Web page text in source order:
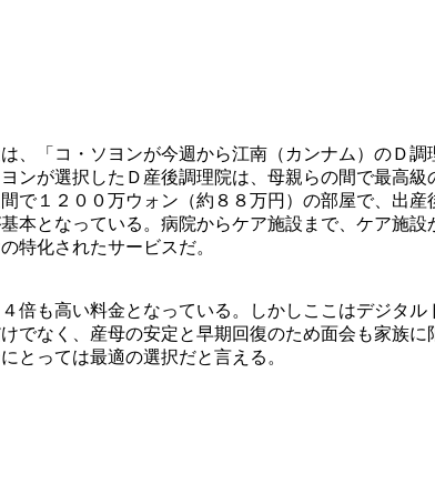
、「コ・ソヨンが今週から江南（カンナム）のＤ調
ンが選択したＤ産後調理院は、母親らの間で最高級
で１２００万ウォン（約８８万円）の部屋で、出産
本となっている。病院からケア施設まで、ケア施設
特化されたサービスだ。
倍も高い料金となっている。しかしここはデジタル
でなく、産母の安定と早期回復のため面会も家族に
とっては最適の選択だと言える。